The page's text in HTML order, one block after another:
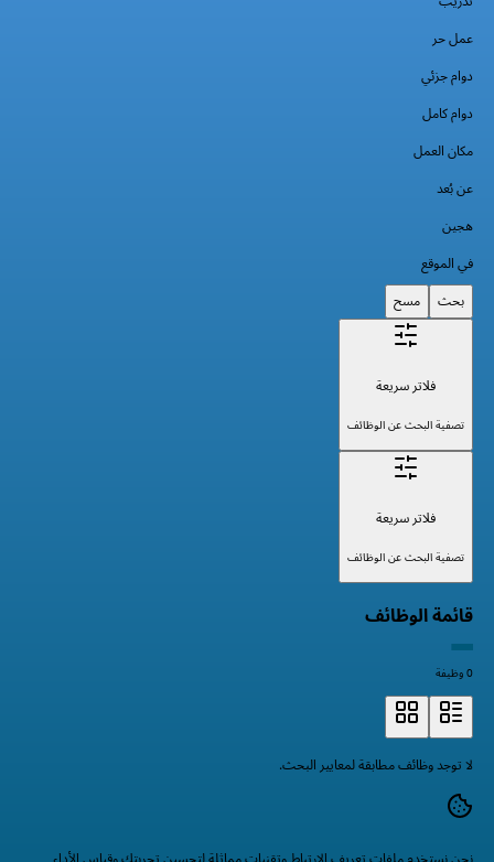
عمل حر
دوام جزئي
دوام كامل
مكان العمل
عن بُعد
هجين
في الموقع
بحث
مسح
فلاتر سريعة
تصفية البحث عن الوظائف
فلاتر سريعة
تصفية البحث عن الوظائف
قائمة الوظائف
0 وظيفة
لا توجد وظائف مطابقة لمعايير البحث.